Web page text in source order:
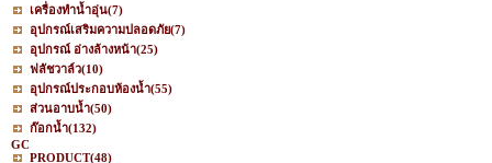
เครื่องทำน้ำอุ่น(7)
อุปกรณ์เสริมความปลอดภัย(7)
อุปกรณ์ อ่างล้างหน้า(25)
ฟลัชวาล์ว(10)
อุปกรณ์ประกอบห้องน้ำ(55)
ส่วนอาบน้ำ(50)
ก๊อกน้ำ(132)
GC
PRODUCT(48)